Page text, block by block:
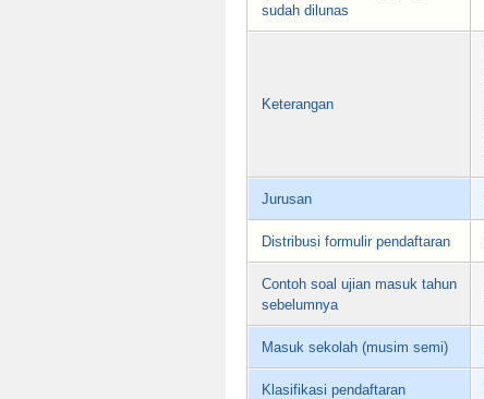
sudah dilunas
Keterangan
Jurusan
Distribusi formulir pendaftaran
Contoh soal ujian masuk tahun
sebelumnya
Masuk sekolah (musim semi)
Klasifikasi pendaftaran